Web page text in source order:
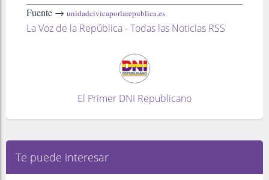
Fuente → unidadcivicaporlarepublica.es
La Voz de la República - Todas las Noticias RSS
El Primer DNI Republicano
Te puede interesar